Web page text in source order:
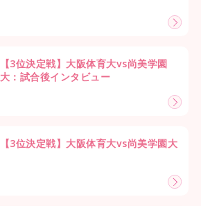
【3位決定戦】大阪体育大vs尚美学園
大：試合後インタビュー
【3位決定戦】大阪体育大vs尚美学園大